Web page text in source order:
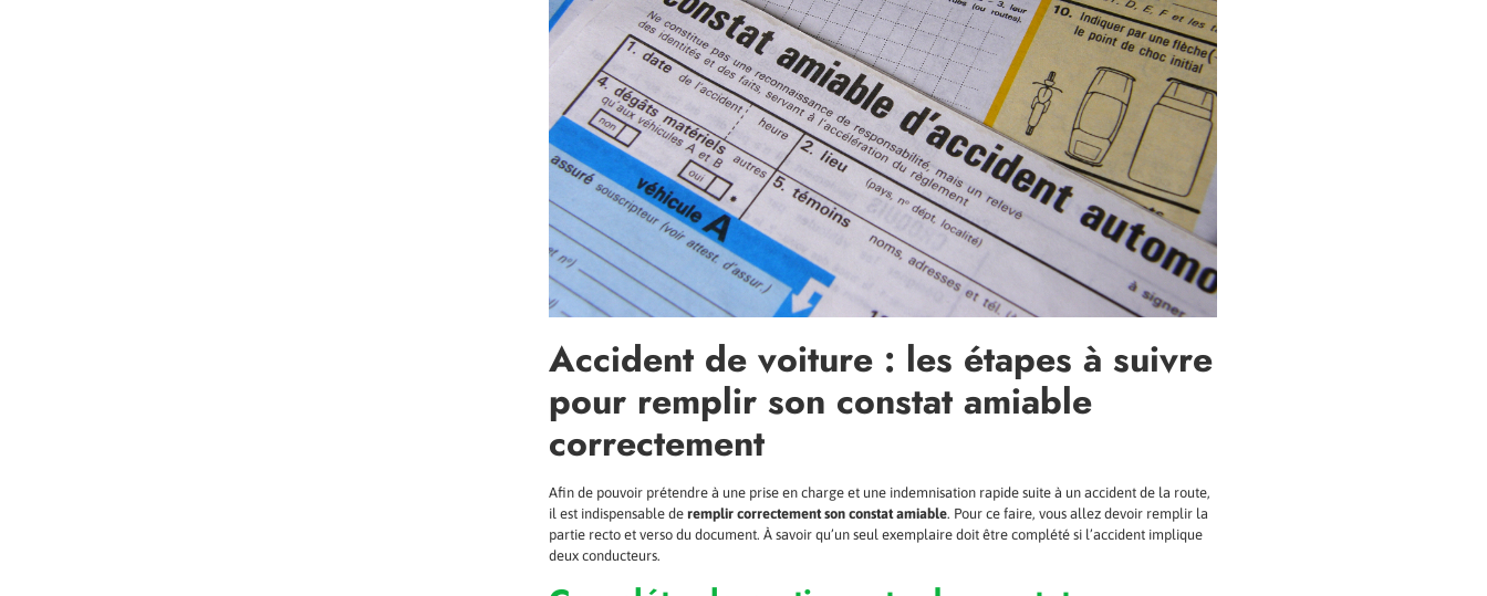
Accident de voiture : les étapes à suivre
pour remplir son constat amiable
correctement
Afin de pouvoir prétendre à une prise en charge et une indemnisation rapide suite à un accident de la route,
il est indispensable de remplir correctement son constat amiable. Pour ce faire, vous allez devoir remplir la
partie recto et verso du document. À savoir qu’un seul exemplaire doit être complété si l’accident implique
deux conducteurs.